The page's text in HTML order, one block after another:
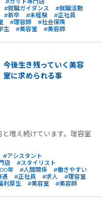
#就職ガイダンス
#就職活動
#新卒 #未経験
#正社員
#理容師
#社会保険
生 #美容室 #美容師
今後生き残っていく美容
室に求められる事
増え続けています。理容室
#アシスタント
店
#スタイリスト
年 #人間関係
#働きやすい
遇 #正社員 #求人
#理容室
利厚生 #美容室 #美容師